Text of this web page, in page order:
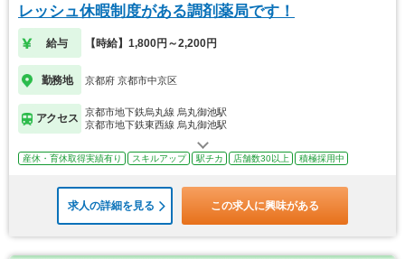
レッシュ休暇制度がある調剤薬局です！
給与 【時給】1,800円～2,200円
勤務地 京都府 京都市中京区
アクセス
京都市地下鉄烏丸線 烏丸御池駅
京都市地下鉄東西線 烏丸御池駅
産休・育休取得実績有り スキルアップ 駅チカ 店舗数30以上 積極採用中
求人の詳細を見る この求人に興味がある